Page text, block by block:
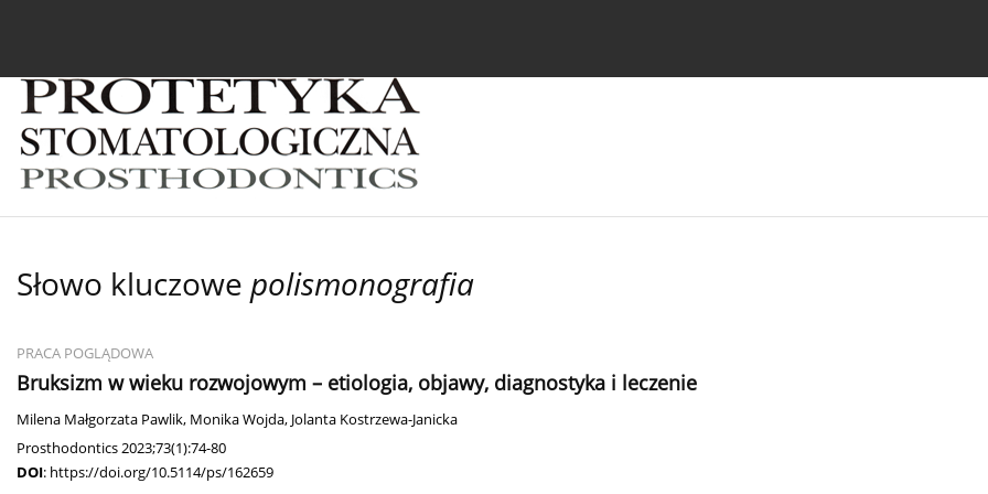
Słowo kluczowe polismonografia
PRACA POGLĄDOWA
Bruksizm w wieku rozwojowym – etiologia, objawy, diagnostyka i leczenie
Milena Małgorzata Pawlik, Monika Wojda, Jolanta Kostrzewa-Janicka
Prosthodontics 2023;73(1):74-80
DOI: https://doi.org/10.5114/ps/162659